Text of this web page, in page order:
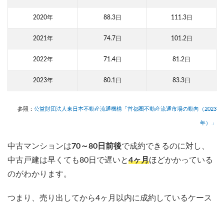
2020年 88.3日 111.3日
2021年 74.7日 101.2日
2022年 71.4日 81.2日
2023年 80.1日 83.3日
参照： 公益財団法人東日本不動産流通機構「首都圏不動産流通市場の動向（2023
年）」
中古マンションは70～80日前後で成約できるのに対し、
中古戸建は早くても80日で遅いと4ヶ月ほどかかっている
のがわかります。
つまり、売り出してから4ヶ月以内に成約しているケース